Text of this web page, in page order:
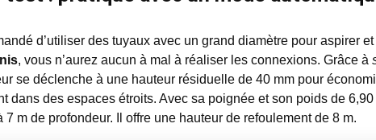
d’utiliser des tuyaux avec un grand diamètre pour aspirer
, vous n’aurez aucun à mal à réaliser les connexions. Grâce à
se déclenche à une hauteur résiduelle de 40 mm pour
dans des espaces étroits. Avec sa poignée et son poids de
7 m de profondeur. Il offre une hauteur de refoulement de 8 m.